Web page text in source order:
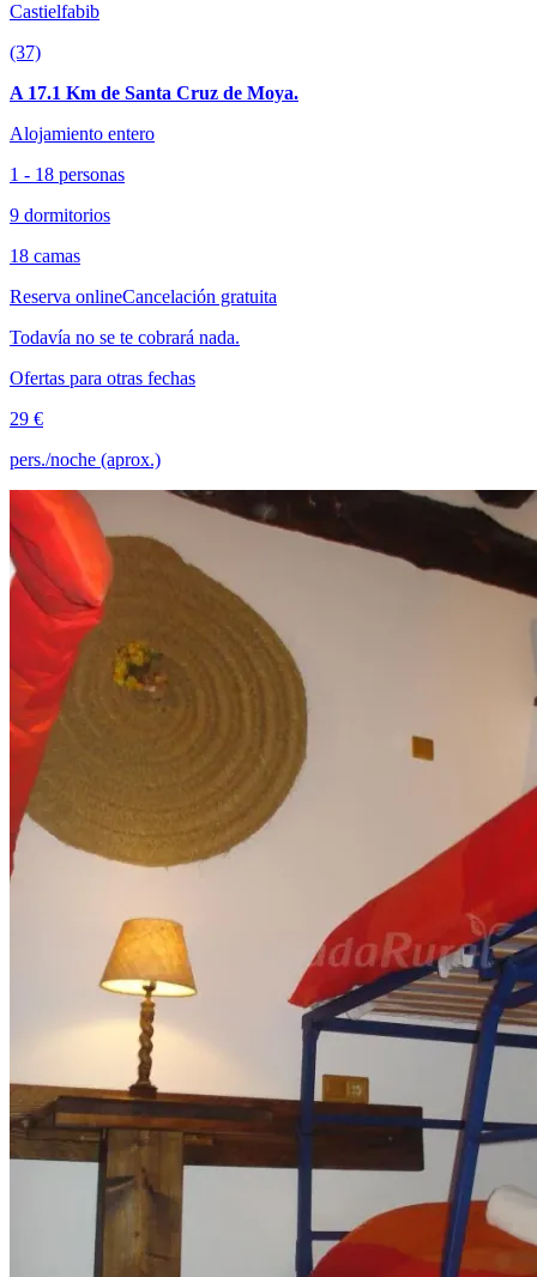
Castielfabib
(37)
A 17.1 Km de Santa Cruz de Moya.
Alojamiento entero
1 - 18 personas
9 dormitorios
18 camas
Reserva onlineCancelación gratuita
Todavía no se te cobrará nada.
Ofertas para otras fechas
29 €
pers./noche (aprox.)